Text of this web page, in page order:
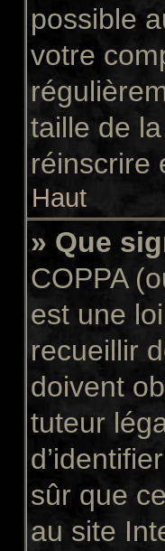
possible
votre
taille de
réinscrire
Haut
» Que
COPPA
est une
recueillir
doivent
tuteur
sûr que
au site